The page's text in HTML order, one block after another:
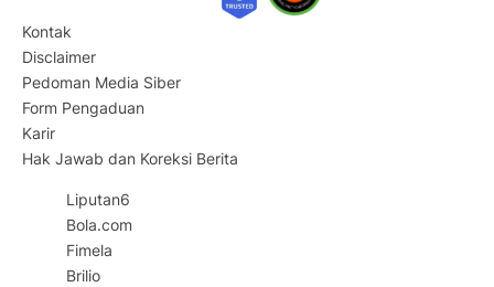
Kontak
Disclaimer
Pedoman Media Siber
Form Pengaduan
Karir
Hak Jawab dan Koreksi Berita
Liputan6
Bola.com
Fimela
Brilio